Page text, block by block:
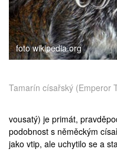
foto wikipedia.org
Tamarín císařský (Emperor
vousatý) je primát,
podobnost s něměckým
jako vtip, ale uchytilo se a